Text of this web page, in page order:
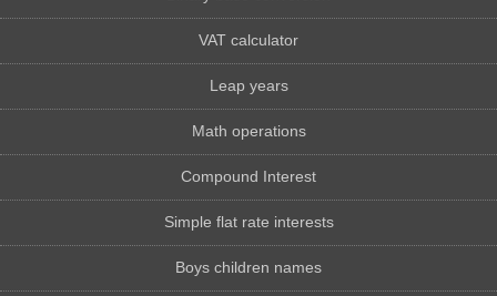
VAT calculator
Leap years
Math operations
Compound Interest
Simple flat rate interests
Boys children names